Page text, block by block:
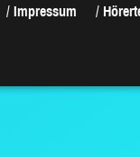
Impressum